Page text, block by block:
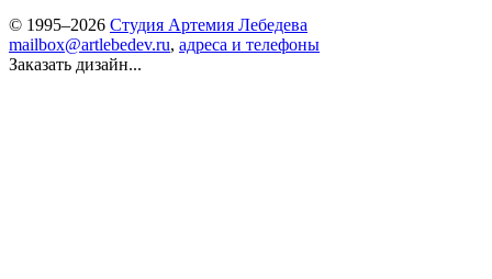
© 1995–2026 Студия Артемия Лебедева
mailbox@artlebedev.ru, адреса и телефоны
Заказать дизайн...